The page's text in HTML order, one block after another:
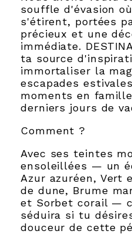
souffle d'évasion
s'étirent, portées
précieux et une
immédiate.
ta source
immortaliser la
escapades
moments en
derniers jours de
Comment ?
Avec ses teintes
ensoleillées — un
Azur azuréen, Vert
de dune, Brume
et Sorbet corail —
séduira si tu
douceur de cette